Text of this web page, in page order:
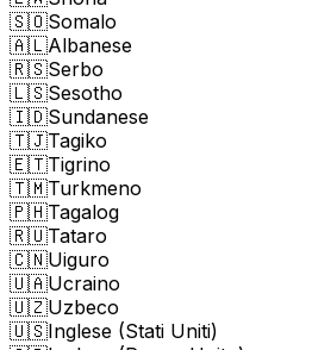
🇸🇴Somalo
🇦🇱Albanese
🇷🇸Serbo
🇱🇸Sesotho
🇮🇩Sundanese
🇹🇯Tagiko
🇪🇹Tigrino
🇹🇲Turkmeno
🇵🇭Tagalog
🇷🇺Tataro
🇨🇳Uiguro
🇺🇦Ucraino
🇺🇿Uzbeco
🇺🇸Inglese (Stati Uniti)